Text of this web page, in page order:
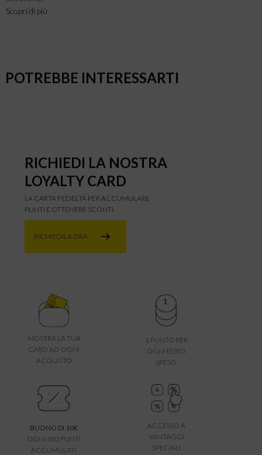
Scopri di più
POTREBBE INTERESSARTI
RICHIEDI LA NOSTRA
LOYALTY CARD
LA CARTA FEDELTÀ PER ACCUMULARE
PUNTI E OTTENERE SCONTI.
RICHIEDILA ORA
MOSTRA LA TUA
CARD AD OGNI
ACQUISTO
1 PUNTO PER
OGNI EURO
SPESO
BUONO DI 10€
OGNI 300 PUNTI
ACCUMULATI
ACCESSO A
VANTAGGI
SPECIALI